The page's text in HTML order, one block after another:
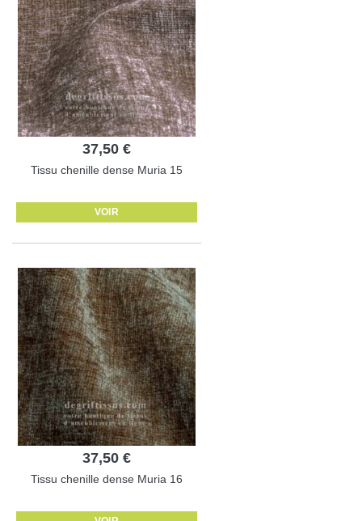
37,50 €
Tissu chenille dense Muria 15
VOIR
37,50 €
Tissu chenille dense Muria 16